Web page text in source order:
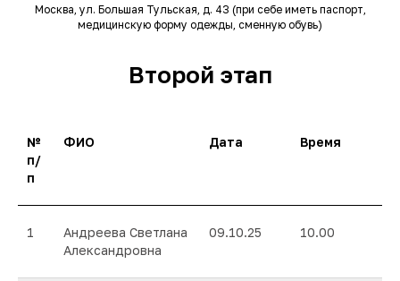
Москва, ул. Большая Тульская, д. 43 (при себе иметь паспорт,
медицинскую форму одежды, сменную обувь)
Второй этап
№
п/
п
ФИО Дата Время
1
Андреева Светлана
Александровна
09.10.25 10.00